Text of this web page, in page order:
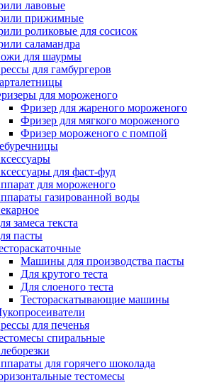
лавовые
прижимные
роликовые для сосисок
саламандра
для шаурмы
для гамбургеров
для мороженого
Фризер для жареного мороженого
Фризер для мягкого мороженого
Фризер мороженого с помпой
для фаст-фуд
для мороженого
газированной воды
замеса текста
пасты
Машины для производства пасты
Для крутого теста
Для слоеного теста
Тестораскатывающие машины
для печенья
спиральные
для горячего шоколада
тестомесы